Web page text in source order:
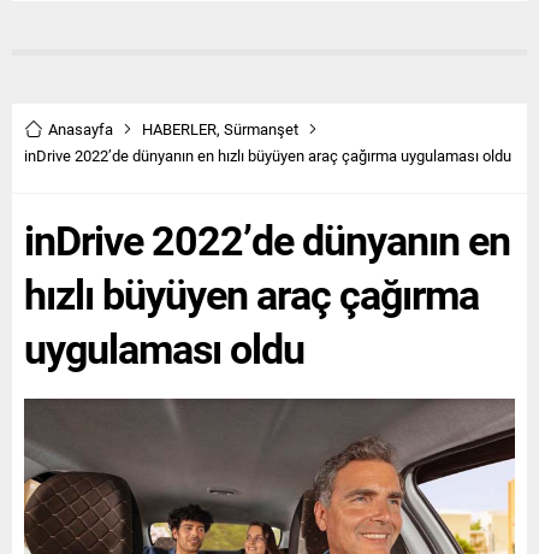
Anasayfa HABERLER, Sürmanşet
inDrive 2022’de dünyanın en hızlı büyüyen araç çağırma uygulaması oldu
inDrive 2022’de dünyanın en
hızlı büyüyen araç çağırma
uygulaması oldu